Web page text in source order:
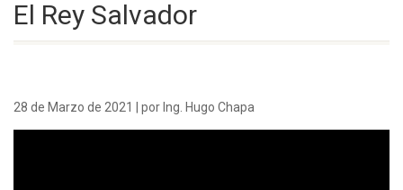
El Rey Salvador
28 de Marzo de 2021 | por Ing. Hugo Chapa